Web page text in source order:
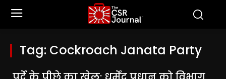
Tag: Cockroach Janata Party